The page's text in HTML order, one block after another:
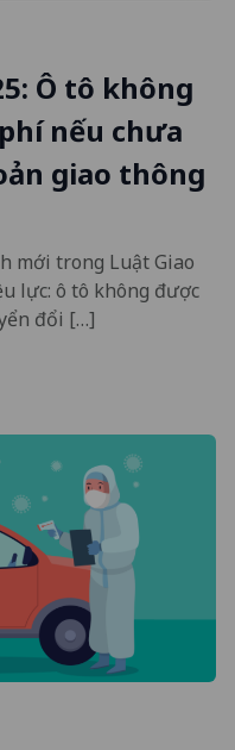
Ô tô không
nếu chưa
giao thông
mới trong Luật Giao
lực: ô tô không được
đổi […]